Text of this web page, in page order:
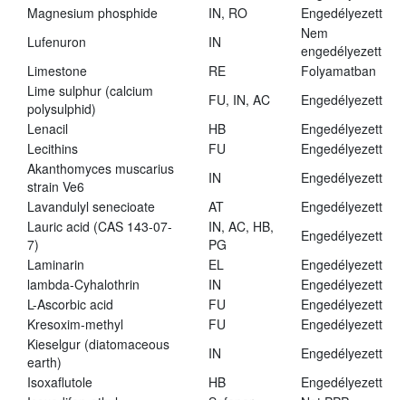
Magnesium phosphide
IN, RO
Engedélyezett
Lufenuron
IN
Nem
engedélyezett
Limestone
RE
Folyamatban
Lime sulphur (calcium
polysulphid)
FU, IN, AC
Engedélyezett
Lenacil
HB
Engedélyezett
Lecithins
FU
Engedélyezett
Akanthomyces muscarius
strain Ve6
IN
Engedélyezett
Lavandulyl senecioate
AT
Engedélyezett
Lauric acid (CAS 143-07-
7)
IN, AC, HB,
PG
Engedélyezett
Laminarin
EL
Engedélyezett
lambda-Cyhalothrin
IN
Engedélyezett
L-Ascorbic acid
FU
Engedélyezett
Kresoxim-methyl
FU
Engedélyezett
Kieselgur (diatomaceous
earth)
IN
Engedélyezett
Isoxaflutole
HB
Engedélyezett